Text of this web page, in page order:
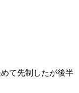
て先制したが後半